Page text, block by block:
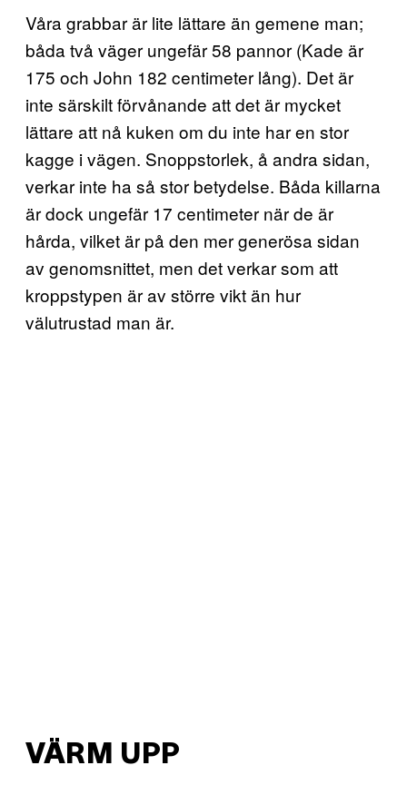
Våra grabbar är lite lättare än gemene man;
båda två väger ungefär 58 pannor (Kade är
175 och John 182 centimeter lång). Det är
inte särskilt förvånande att det är mycket
lättare att nå kuken om du inte har en stor
kagge i vägen. Snoppstorlek, å andra sidan,
verkar inte ha så stor betydelse. Båda killarna
är dock ungefär 17 centimeter när de är
hårda, vilket är på den mer generösa sidan
av genomsnittet, men det verkar som att
kroppstypen är av större vikt än hur
välutrustad man är.
VÄRM UPP